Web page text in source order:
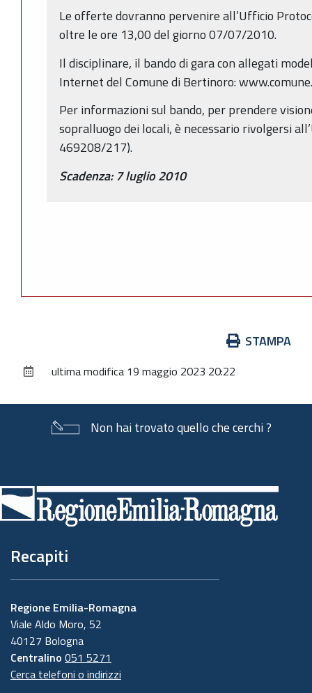
Le offerte dovranno pervenire all’Ufficio
oltre le ore 13,00 del giorno 07/07/2010.
Il disciplinare, il bando di gara con allegati
Internet del Comune di Bertinoro:
Per informazioni sul bando, per prendere
sopralluogo dei locali, è necessario rivolgersi
469208/217).
Scadenza: 7 luglio 2010
documento
STAMPA
ultima modifica 19 maggio 2023 20:22
Non hai trovato quello che cerchi ?
di
pagina
Recapiti
Regione Emilia-Romagna
Viale Aldo Moro, 52
40127 Bologna
Centralino 051 5271
Cerca telefoni o indirizzi